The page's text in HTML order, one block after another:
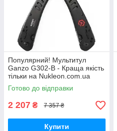
Популярний! Мультитул
Ganzo G302-B - Краща якість
тільки на Nukleon.com.ua
Готово до відправки
2 207 ₴ 7 357 ₴
Купити